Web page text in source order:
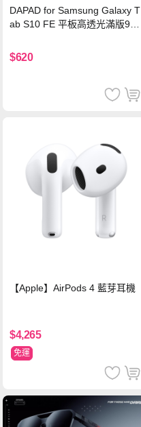
DAPAD for Samsung Galaxy T
ab S10 FE 平板高透光滿版9H
$620
【Apple】AirPods 4 藍芽耳機
$4,265
免運